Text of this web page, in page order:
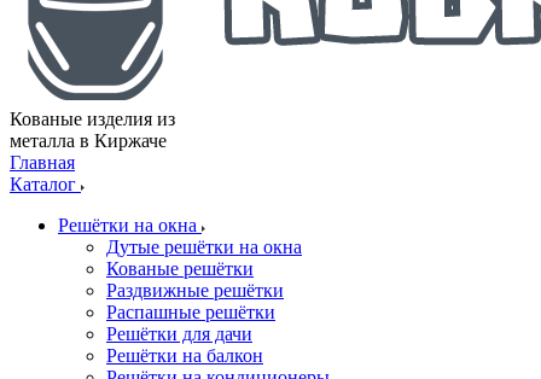
Кованые изделия из
металла в Киржаче
Главная
Каталог
Решётки на окна
Дутые решётки на окна
Кованые решётки
Раздвижные решётки
Распашные решётки
Решётки для дачи
Решётки на балкон